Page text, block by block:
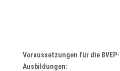
Voraussetzungen für die
Ausbildungen: